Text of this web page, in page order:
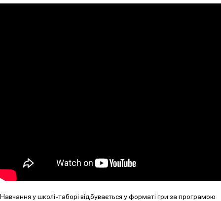
Навчання у школі-таборі відбувається у форматі гри за програмою